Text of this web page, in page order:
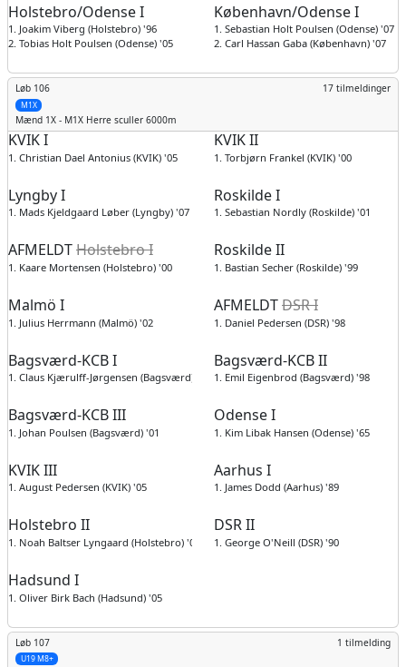
Holstebro/Odense I
1. Joakim Viberg (Holstebro) '96
2. Tobias Holt Poulsen (Odense) '05
København/Odense I
1. Sebastian Holt Poulsen (Odense) '07
2. Carl Hassan Gaba (København) '07
Løb 106 17 tilmeldinger
M1X
Mænd 1X - M1X Herre sculler 6000m
KVIK I
1. Christian Dael Antonius (KVIK) '05
KVIK II
1. Torbjørn Frankel (KVIK) '00
Lyngby I
1. Mads Kjeldgaard Løber (Lyngby) '07
Roskilde I
1. Sebastian Nordly (Roskilde) '01
AFMELDTHolstebro I
1. Kaare Mortensen (Holstebro) '00
Roskilde II
1. Bastian Secher (Roskilde) '99
Malmö I
1. Julius Herrmann (Malmö) '02
AFMELDTDSR I
1. Daniel Pedersen (DSR) '98
Bagsværd-KCB I
1. Claus Kjærulff-Jørgensen (Bagsværd) '77
Bagsværd-KCB II
1. Emil Eigenbrod (Bagsværd) '98
Bagsværd-KCB III
1. Johan Poulsen (Bagsværd) '01
Odense I
1. Kim Libak Hansen (Odense) '65
KVIK III
1. August Pedersen (KVIK) '05
Aarhus I
1. James Dodd (Aarhus) '89
Holstebro II
1. Noah Baltser Lyngaard (Holstebro) '07
DSR II
1. George O'Neill (DSR) '90
Hadsund I
1. Oliver Birk Bach (Hadsund) '05
Løb 107 1 tilmelding
U19 M8+